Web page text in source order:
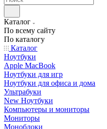
Каталог
По всему сайту
По каталогу
Каталог
Ноутбуки
Apple MacBook
Ноутбуки для игр
Ноутбуки для офиса и дома
Ультрабуки
New Ноутбуки
Компьютеры и мониторы
Мониторы
Моноблоки